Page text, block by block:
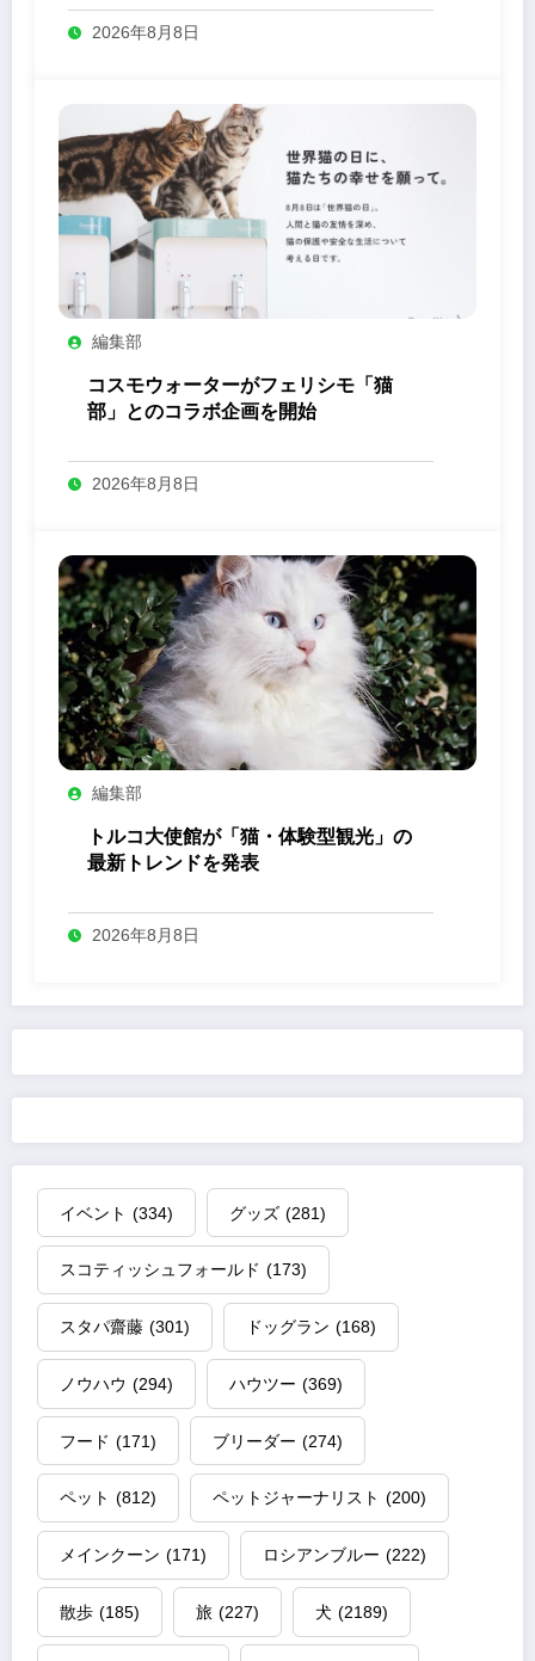
2026年8月8日
編集部
コスモウォーターがフェリシモ「猫
部」とのコラボ企画を開始
2026年8月8日
編集部
トルコ大使館が「猫・体験型観光」の
最新トレンドを発表
2026年8月8日
イベント (334) グッズ (281)
スコティッシュフォールド (173)
スタパ齋藤 (301) ドッグラン (168)
ノウハウ (294) ハウツー (369)
フード (171) ブリーダー (274)
ペット (812) ペットジャーナリスト (200)
メインクーン (171) ロシアンブルー (222)
散歩 (185) 旅 (227) 犬 (2189)